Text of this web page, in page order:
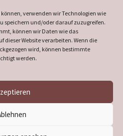
verwenden wir Technologien wie
speichern und/oder darauf zuzugreifen.
können wir Daten wie das
dieser Website verarbeiten. Wenn die
wird, können bestimmte
werden.
by DÖ
– Alle Rechte vorbehalten